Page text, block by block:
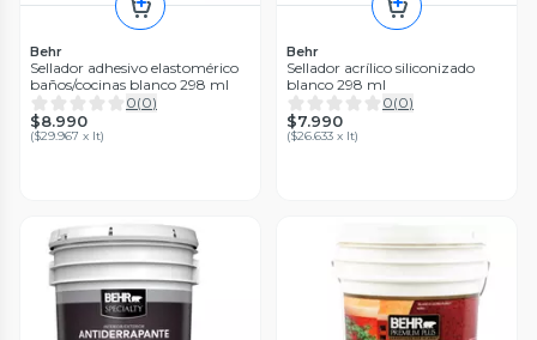
Behr
Sellador adhesivo elastomérico
baños/cocinas blanco 298 ml
0(0)
$8.990
($29.967 x lt)
Behr
Sellador acrílico siliconizado
blanco 298 ml
0(0)
$7.990
($26.633 x lt)